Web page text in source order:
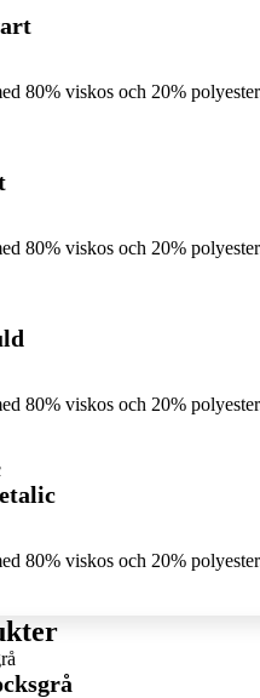
80% viskos och 20%
80% viskos och 20%
80% viskos och 20%
80% viskos och 20%